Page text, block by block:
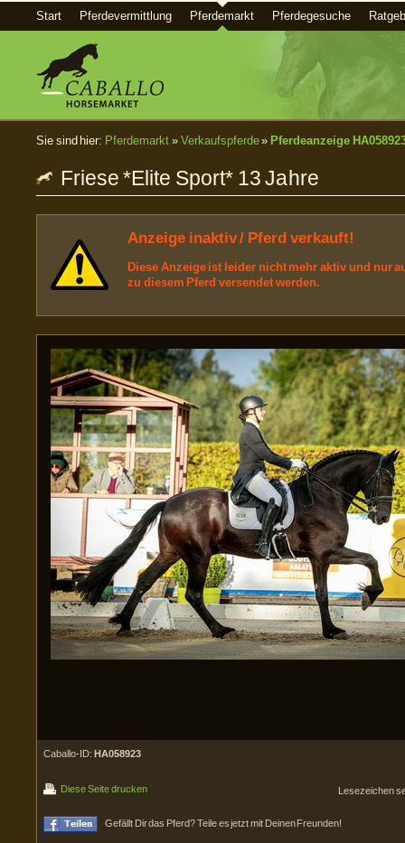
Start Pferdevermittlung Pferdemarkt Pferdegesuche
Sie sind hier: Pferdemarkt » Verkaufspferde» Pferdeanzeige
Friese *Elite Sport* 13 Jahre
Anzeige inaktiv / Pferd verkauft!
Diese Anzeige ist leider nicht mehr aktiv und nur
zu diesem Pferd versendet werden.
Caballo-ID: HA058923
Diese Seite drucken Lesezeichen
Gefällt Dir das Pferd? Teile es jetzt mit Deinen Freunden!